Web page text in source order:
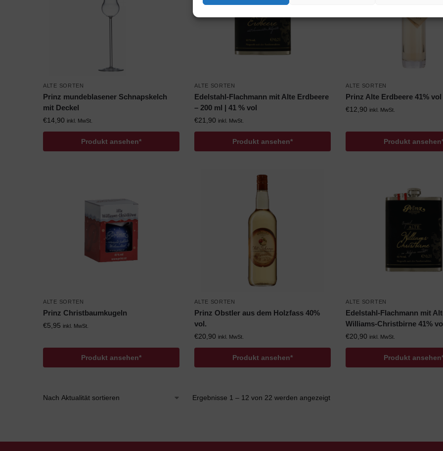
ALTE SORTEN
Prinz mundeblasener Schnapskelch
mit Deckel
€14,90 inkl. MwSt.
Produkt ansehen*
ALTE SORTEN
Edelstahl-Flachmann mit Alte Erdbeere
– 200 ml | 41 % vol
€21,90 inkl. MwSt.
Produkt ansehen*
ALTE SORTEN
Prinz Alte Erdbeere 41% vol
€12,90 inkl. MwSt.
Produkt
ALTE SORTEN
Prinz Christbaumkugeln
€5,95 inkl. MwSt.
Produkt ansehen*
ALTE SORTEN
Prinz Obstler aus dem Holzfass 40%
vol.
€20,90 inkl. MwSt.
Produkt ansehen*
ALTE SORTEN
Edelstahl-Flachmann mit
Williams-Christbirne 41%
€20,90 inkl. MwSt.
Produkt
Ergebnisse 1 – 12 von 22 werden angezeigt